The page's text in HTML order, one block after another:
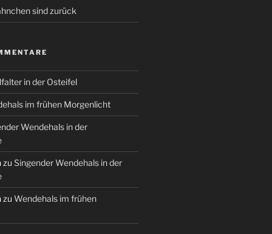
sind zurück
in der Osteifel
im frühen Morgenlicht
Wendehals in der
zu Singender Wendehals in der
zu Wendehals im frühen